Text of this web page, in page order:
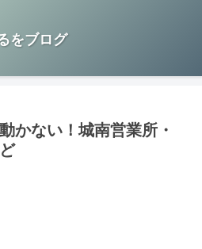
をブログ
かない！城南営業所・